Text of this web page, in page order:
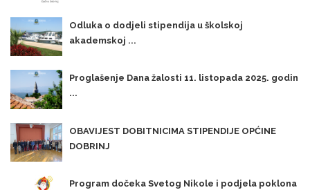
Odluka o dodjeli stipendija u školskoj
akademskoj ...
Proglašenje Dana žalosti 11. listopada 2025. godin
...
OBAVIJEST DOBITNICIMA STIPENDIJE OPĆINE
DOBRINJ
Program dočeka Svetog Nikole i podjela poklona